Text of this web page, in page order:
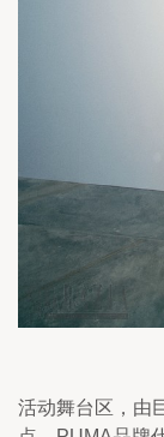
活动舞台区，由